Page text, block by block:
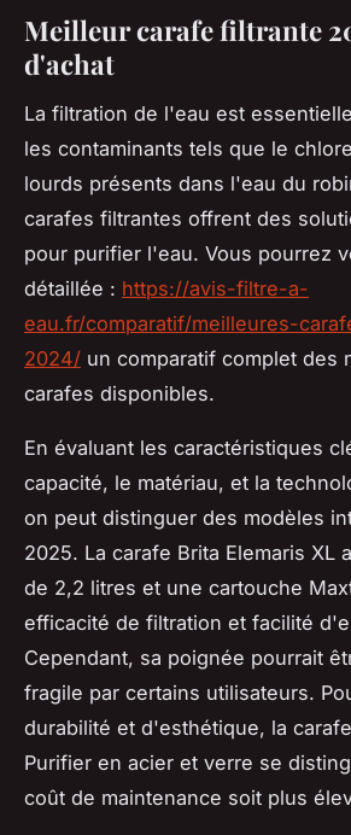
Meilleur carafe filtrante
d'achat
La filtration de l'eau est
les contaminants tels que le
lourds présents dans l'eau du
carafes filtrantes offrent des
pour purifier l'eau. Vous pourrez
détaillée : https://avis-filtre-a-
eau.fr/comparatif/meilleures-
2024/ un comparatif complet des
carafes disponibles.
En évaluant les caractéristiques
capacité, le matériau, et la
on peut distinguer des modèles
2025. La carafe Brita Elemaris XL
de 2,2 litres et une cartouche
efficacité de filtration et facilité
Cependant, sa poignée pourrait
fragile par certains utilisateurs.
durabilité et d'esthétique, la
Purifier en acier et verre se
coût de maintenance soit plus